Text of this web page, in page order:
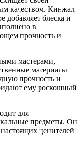
качеством. Кинжал
добавляет блеска и
в
прочность и
мастерами,
материалы.
прочность и
ему роскошный
для
предметы. Он
ценителей